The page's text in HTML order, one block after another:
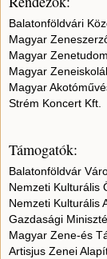
Balatonföldvári
Magyar
Magyar
Magyar
Magyar
Strém Koncert Kft.
Támogatók:
Balatonföldvár
Nemzeti Kulturális
Nemzeti Kulturális
Gazdasági
Magyar Zene-és
Artisjus Zenei